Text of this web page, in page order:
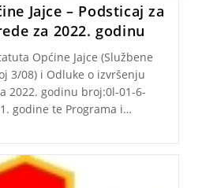
Jajce – Podsticaj za
za 2022. godinu
Općine Jajce (Službene
3/08) i Odluke o izvršenju
2022. godinu broj:0l-01-6-
godine te Programa i…